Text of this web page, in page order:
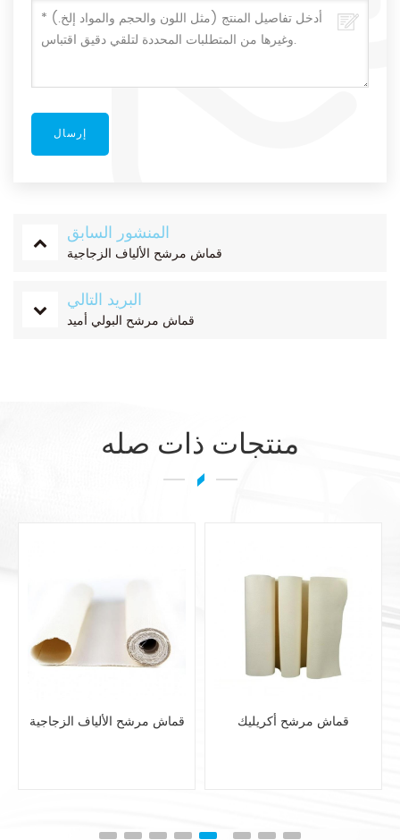
المنشور السابق
قماش مرشح الألياف الزجاجية
البريد التالي
قماش مرشح البولي أميد
منتجات ذات صله
قماش مرشح الألياف الزجاجية قماش مرشح أكريليك